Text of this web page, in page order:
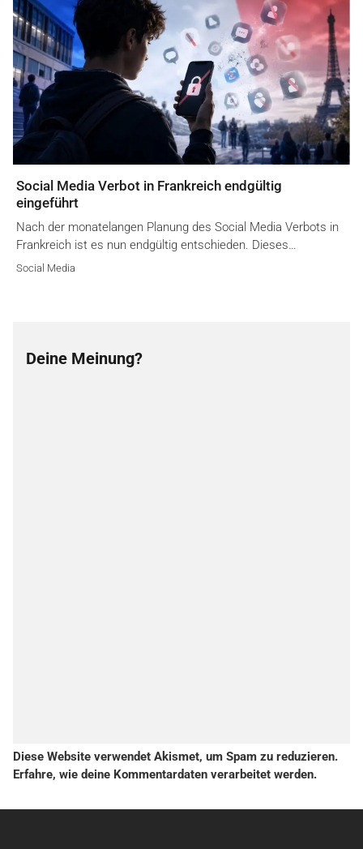
Social Media Verbot in Frankreich endgültig
eingeführt
Nach der monatelangen Planung des Social Media Verbots in
Frankreich ist es nun endgültig entschieden. Dieses…
Social Media
Deine Meinung?
Diese Website verwendet Akismet, um Spam zu reduzieren.
Erfahre, wie deine Kommentardaten verarbeitet werden.